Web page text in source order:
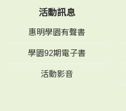
活動訊息
惠明學園有聲書
學園92期電子書
活動影音